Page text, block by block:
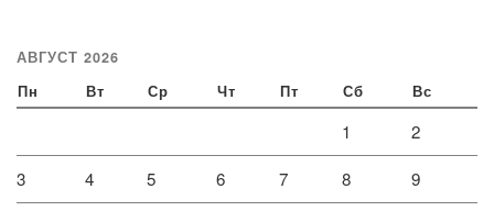
АВГУСТ 2026
Пн Вт Ср Чт Пт Сб Вс
1 2
3 4 5 6 7 8 9